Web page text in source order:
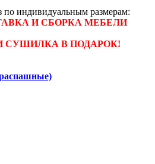
по индивидуальным размерам:
И СБОРКА МЕБЕЛИ
СУШИЛКА В ПОДАРОК!